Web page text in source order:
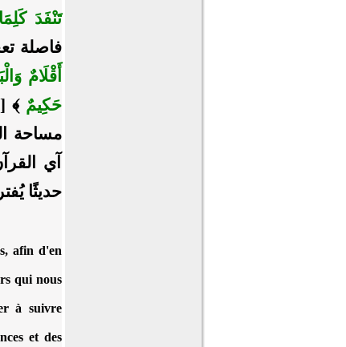
تَنْفَدَ
فاصلة
أَقْلَامٌ
حَكِيمٌ
مساحة
آي
حديثًا
afin d'en
qui nous
à suivre
et des